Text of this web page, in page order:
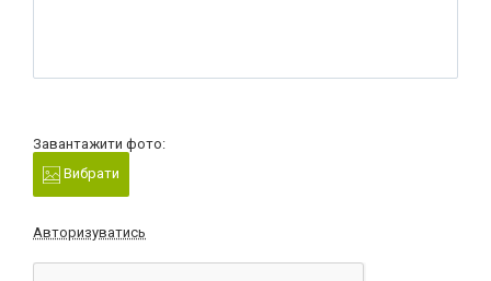
Завантажити фото:
Вибрати
Авторизуватись